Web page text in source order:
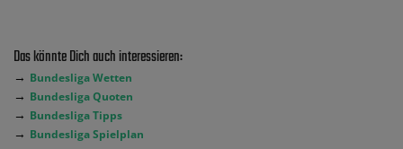
Das könnte Dich auch interessieren:
→ Bundesliga Wetten
→ Bundesliga Quoten
→ Bundesliga Tipps
→ Bundesliga Spielplan